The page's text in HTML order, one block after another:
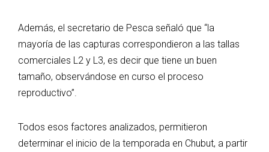
Además, el secretario de Pesca señaló que “la
mayoría de las capturas correspondieron a las tallas
comerciales L2 y L3, es decir que tiene un buen
tamaño, observándose en curso el proceso
reproductivo”.
Todos esos factores analizados, permitieron
determinar el inicio de la temporada en Chubut, a partir